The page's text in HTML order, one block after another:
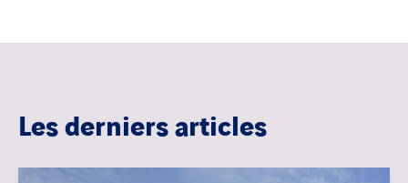
Les derniers articles